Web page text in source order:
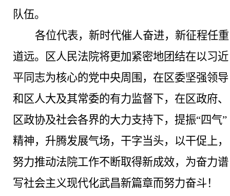
队伍。
各位代表，新时代催人奋进，新征程任重
道远。区人民法院将更加紧密地团结在以习近
平同志为核心的党中央周围，在区委坚强领导
和区人大及其常委的有力监督下，在区政府、
区政协及社会各界的大力支持下，提振“四气”
精神，升腾发展气场，干字当头，以干促上，
努力推动法院工作不断取得新成效，为奋力谱
写社会主义现代化武昌新篇章而努力奋斗！